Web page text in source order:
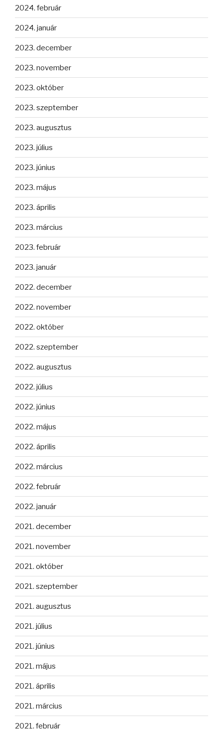
2024. február
2024. január
2023. december
2023. november
2023. október
2023. szeptember
2023. augusztus
2023. július
2023. június
2023. május
2023. április
2023. március
2023. február
2023. január
2022. december
2022. november
2022. október
2022. szeptember
2022. augusztus
2022. július
2022. június
2022. május
2022. április
2022. március
2022. február
2022. január
2021. december
2021. november
2021. október
2021. szeptember
2021. augusztus
2021. július
2021. június
2021. május
2021. április
2021. március
2021. február